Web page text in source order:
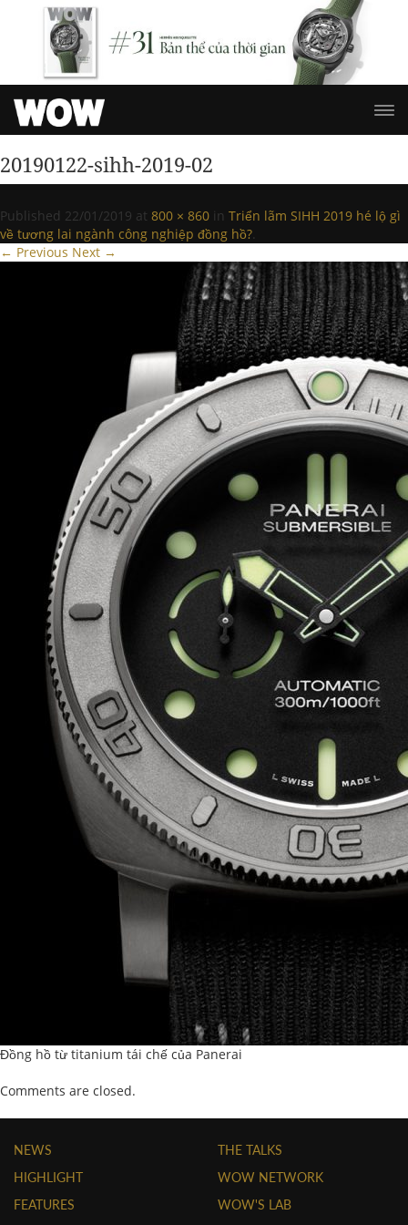
20190122-sihh-2019-02
Published 22/01/2019 at 800 × 860 in Triển lãm SIHH 2019 hé lộ gì
về tương lai ngành công nghiệp đồng hồ?.
← Previous Next →
Đồng hồ từ titanium tái chế của Panerai
Comments are closed.
NEWS
HIGHLIGHT
FEATURES
THE TALKS
WOW NETWORK
WOW'S LAB